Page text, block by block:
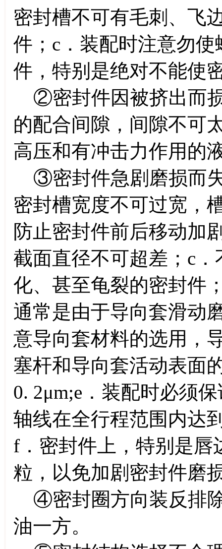
密封槽不可有毛刺、飞
件；c．装配时注意勿
件，特别是绝对不能使
②密封件因被挤出而
的配合间隙，间隙不可
高压和有冲击力作用的
③密封件急剧磨损而
密封槽宽度不可过宽，
防止密封件前后移动加
截面直径不可超差；c
化、甚至龟裂的密封件
通常是由于导向套滑动
意导向套材料的选用，
塞杆和导向套活动表面
0. 2μm;e．装配时必须
轴线在全行程范围内达
f．密封件上，特别是唇
粒，以免加剧密封件磨
④密封圈方向装反排
油一方。